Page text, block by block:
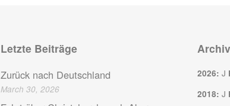
Letzte Beiträge
Zurück nach Deutschland
March 30, 2026
Archiv
2026:J
2018:J